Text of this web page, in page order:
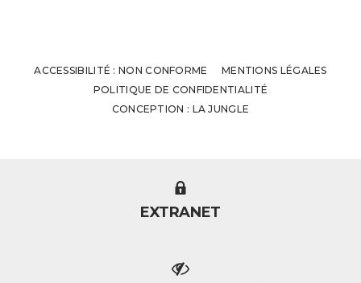
ACCESSIBILITÉ : NON CONFORME
MENTIONS LÉGALES
POLITIQUE DE CONFIDENTIALITÉ
CONCEPTION : LA JUNGLE
EXTRANET